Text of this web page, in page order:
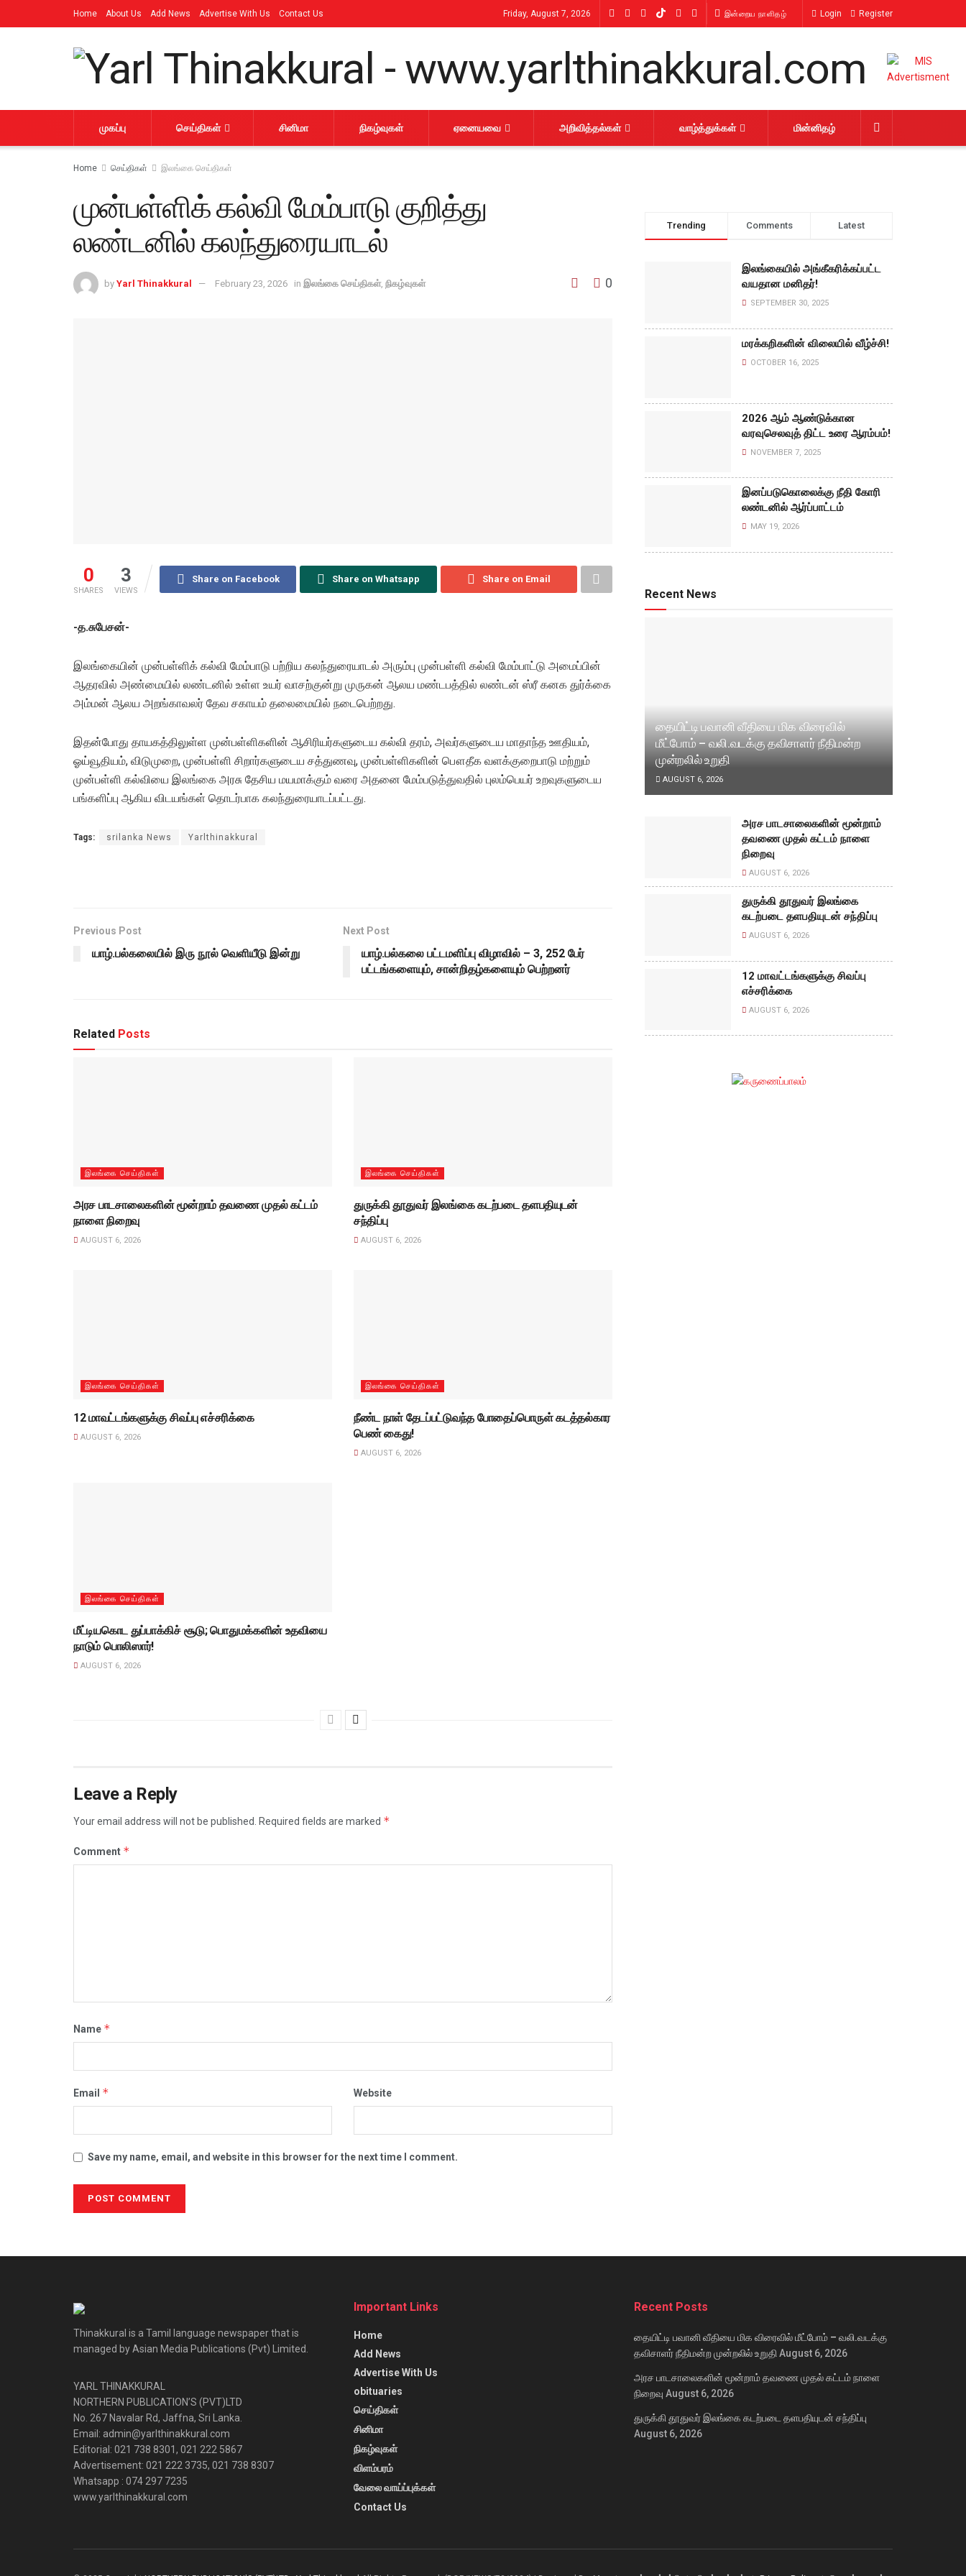
Home About Us Add News Advertise With Us Contact Us Friday, August 7, 2026 இன்றைய நாளிதழ் Login Register
முகப்பு செய்திகள் சினிமா நிகழ்வுகள் ஏனையவை அறிவித்தல்கள் வாழ்த்துக்கள் மின்னிதழ்
Home செய்திகள் இலங்கை செய்திகள்
முன்பள்ளிக் கல்வி மேம்பாடு குறித்து
லண்டனில் கலந்துரையாடல்
by Yarl Thinakkural February 23, 2026 in இலங்கை செய்திகள், நிகழ்வுகள் 0
0
SHARES
3
VIEWS
Share on Facebook Share on Whatsapp Share on Email
-த.சுபேசன்-
இலங்கையின் முன்பள்ளிக் கல்வி மேம்பாடு பற்றிய கலந்துரையாடல் அரும்பு முன்பள்ளி கல்வி மேம்பாட்டு அமைப்பின்
ஆதரவில் அண்மையில் லண்டனில் உள்ள உயர் வாசற்குன்று முருகன் ஆலய மண்டபத்தில் லண்டன் ஸ்ரீ கனக துர்க்கை
அம்மன் ஆலய அறங்காவலர் தேவ சகாயம் தலைமையில் நடைபெற்றது.
இதன்போது தாயகத்திலுள்ள முன்பள்ளிகளின் ஆசிரியர்களுடைய கல்வி தரம், அவர்களுடைய மாதாந்த ஊதியம்,
ஓய்வூதியம், விடுமுறை, முன்பள்ளி சிறார்களுடைய சத்துணவு, முன்பள்ளிகளின் பௌதீக வளக்குறைபாடு மற்றும்
முன்பள்ளி கல்வியை இலங்கை அரசு தேசிய மயமாக்கும் வரை அதனை மேம்படுத்துவதில் புலம்பெயர் உறவுகளுடைய
பங்களிப்பு ஆகிய விடயங்கள் தொடர்பாக கலந்துரையாடப்பட்டது.
Tags: srilanka News Yarlthinakkural
Previous Post
யாழ்.பல்கலையில் இரு நூல் வெளியீடு இன்று
Next Post
யாழ்.பல்கலை பட்டமளிப்பு விழாவில் – 3, 252 பேர்
பட்டங்களையும், சான்றிதழ்களையும் பெற்றனர்
Related Posts
இலங்கை செய்திகள்
அரச பாடசாலைகளின் மூன்றாம் தவணை முதல் கட்டம்
நாளை நிறைவு
AUGUST 6, 2026
இலங்கை செய்திகள்
துருக்கி தூதுவர் இலங்கை கடற்படை தளபதியுடன்
சந்திப்பு
AUGUST 6, 2026
இலங்கை செய்திகள்
12 மாவட்டங்களுக்கு சிவப்பு எச்சரிக்கை
AUGUST 6, 2026
இலங்கை செய்திகள்
நீண்ட நாள் தேடப்பட்டுவந்த போதைப்பொருள் கடத்தல்கார
பெண் கைது!
AUGUST 6, 2026
இலங்கை செய்திகள்
மீட்டியகொட துப்பாக்கிச் சூடு; பொதுமக்களின் உதவியை
நாடும் பொலிஸார்!
AUGUST 6, 2026
Leave a Reply
Your email address will not be published. Required fields are marked *
Comment *
Name *
Email * Website
Save my name, email, and website in this browser for the next time I comment.
Trending Comments Latest
இலங்கையில் அங்கீகரிக்கப்பட்ட
வயதான மனிதர்!
SEPTEMBER 30, 2025
மரக்கறிகளின் விலையில் வீழ்ச்சி!
OCTOBER 16, 2025
2026 ஆம் ஆண்டுக்கான
வரவுசெலவுத் திட்ட உரை ஆரம்பம்!
NOVEMBER 7, 2025
இனப்படுகொலைக்கு நீதி கோரி
லண்டனில் ஆர்ப்பாட்டம்
MAY 19, 2026
Recent News
தையிட்டி பவானி வீதியை மிக விரைவில்
மீட்போம் – வலி.வடக்கு தவிசாளர் நீதிமன்ற
முன்றலில் உறுதி
AUGUST 6, 2026
அரச பாடசாலைகளின் மூன்றாம்
தவணை முதல் கட்டம் நாளை
நிறைவு
AUGUST 6, 2026
துருக்கி தூதுவர் இலங்கை
கடற்படை தளபதியுடன் சந்திப்பு
AUGUST 6, 2026
12 மாவட்டங்களுக்கு சிவப்பு
எச்சரிக்கை
AUGUST 6, 2026
Thinakkural is a Tamil language newspaper that is
managed by Asian Media Publications (Pvt) Limited.
YARL THINAKKURAL
NORTHERN PUBLICATION’S (PVT)LTD
No. 267 Navalar Rd, Jaffna, Sri Lanka.
Email: admin@yarlthinakkural.com
Editorial: 021 738 8301, 021 222 5867
Advertisement: 021 222 3735, 021 738 8307
Whatsapp : 074 297 7235
www.yarlthinakkural.com
Important Links
Home
Add News
Advertise With Us
obituaries
செய்திகள்
சினிமா
நிகழ்வுகள்
விளம்பரம்
வேலை வாய்ப்புக்கள்
Contact Us
Recent Posts
தையிட்டி பவானி வீதியை மிக விரைவில் மீட்போம் – வலி.வடக்கு
தவிசாளர் நீதிமன்ற முன்றலில் உறுதிAugust 6, 2026
அரச பாடசாலைகளின் மூன்றாம் தவணை முதல் கட்டம் நாளை
நிறைவு August 6, 2026
துருக்கி தூதுவர் இலங்கை கடற்படை தளபதியுடன் சந்திப்பு
August 6, 2026